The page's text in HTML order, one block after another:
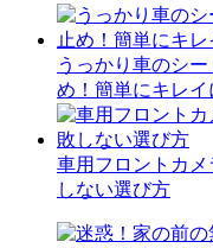
うっかり車のシ
め！簡単にキレイ
車用フロントカ
しない選び方